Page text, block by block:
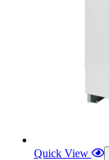
Quick View